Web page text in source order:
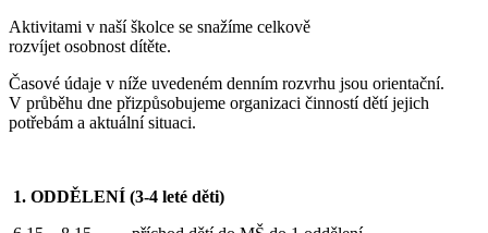
Aktivitami v naší školce se snažíme celkově
rozvíjet osobnost dítěte.
Časové údaje v níže uvedeném denním rozvrhu jsou orientační.
V průběhu dne přizpůsobujeme organizaci činností dětí jejich
potřebám a aktuální situaci.
1. ODDĚLENÍ (3-4 leté děti)